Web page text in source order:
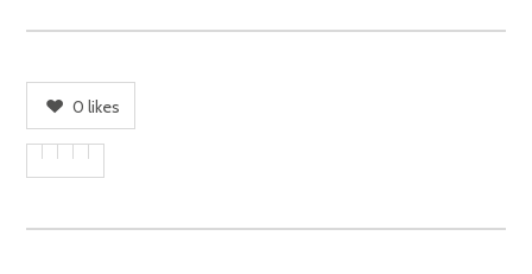
0 likes